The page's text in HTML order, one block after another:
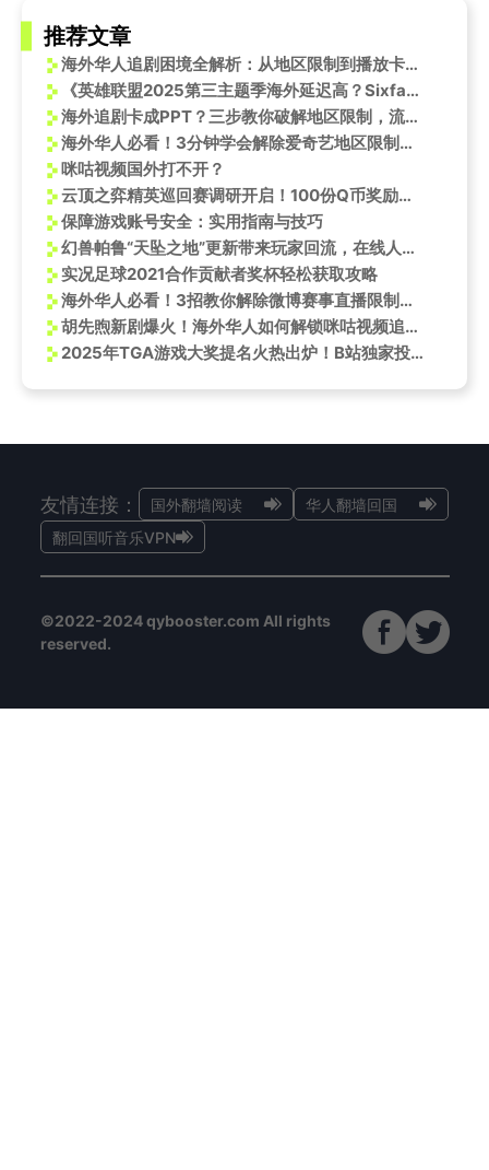
推荐文章
海外华人追剧困境全解析：从地区限制到播放卡顿，这些痛点你中了几个？
《英雄联盟2025第三主题季海外延迟高？Sixfast一键加速国服教程》
海外追剧卡成PPT？三步教你破解地区限制，流畅观看国内热门综艺
海外华人必看！3分钟学会解除爱奇艺地区限制，追剧无忧
咪咕视频国外打不开？
云顶之弈精英巡回赛调研开启！100份Q币奖励等你拿
保障游戏账号安全：实用指南与技巧
幻兽帕鲁“天坠之地”更新带来玩家回流，在线人数创半年新高
实况足球2021合作贡献者奖杯轻松获取攻略
海外华人必看！3招教你解除微博赛事直播限制，BLG零封GAM精彩回放这样看
胡先煦新剧爆火！海外华人如何解锁咪咕视频追剧指南
2025年TGA游戏大奖提名火热出炉！B站独家投票通道开启，年度游戏由你决定
友情连接： 国外翻墙阅读
华人翻墙回国
翻回国听音乐VPN
©2022-2024 qybooster.com All rights
reserved.